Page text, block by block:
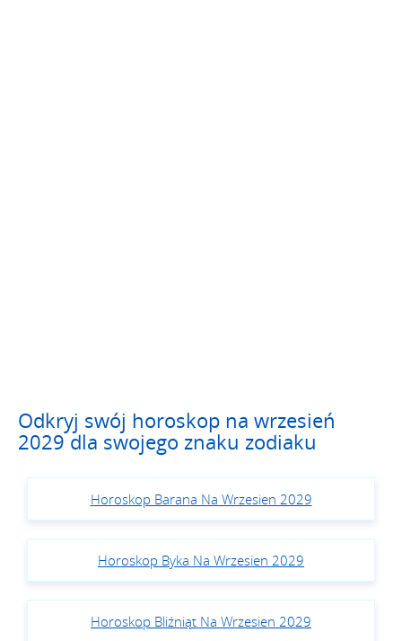
Odkryj swój horoskop na wrzesień
2029 dla swojego znaku zodiaku
Horoskop Barana Na Wrzesien 2029
Horoskop Byka Na Wrzesien 2029
Horoskop Bliźniąt Na Wrzesien 2029